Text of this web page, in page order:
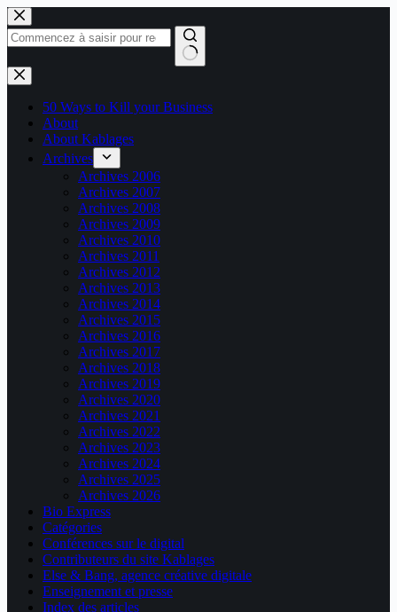
Passer
au
contenu
Aucun
résultat
50 Ways to Kill your Business
About
About Kablages
Archives
Archives 2006
Archives 2007
Archives 2008
Archives 2009
Archives 2010
Archives 2011
Archives 2012
Archives 2013
Archives 2014
Archives 2015
Archives 2016
Archives 2017
Archives 2018
Archives 2019
Archives 2020
Archives 2021
Archives 2022
Archives 2023
Archives 2024
Archives 2025
Archives 2026
Bio Express
Catégories
Conférences sur le digital
Contributeurs du site Kablages
Else & Bang, agence créative digitale
Enseignement et presse
Index des articles